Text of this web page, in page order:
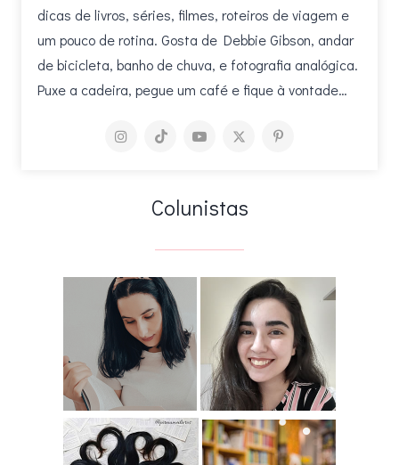
dicas de livros, séries, filmes, roteiros de viagem e
um pouco de rotina. Gosta de Debbie Gibson, andar
de bicicleta, banho de chuva, e fotografia analógica.
Puxe a cadeira, pegue um café e fique à vontade…
Colunistas